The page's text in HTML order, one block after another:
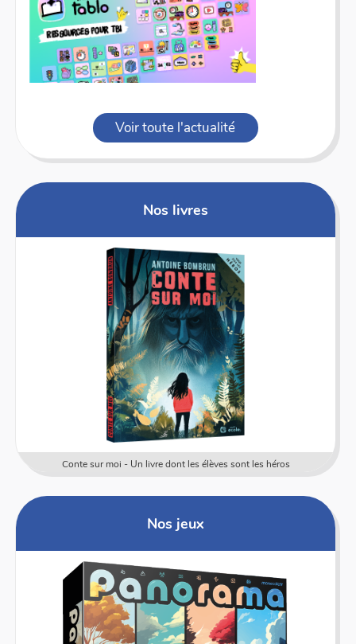
Voir toute l'actualité
Nos livres
Conte sur moi - Un livre dont les élèves sont les héros
Nos jeux